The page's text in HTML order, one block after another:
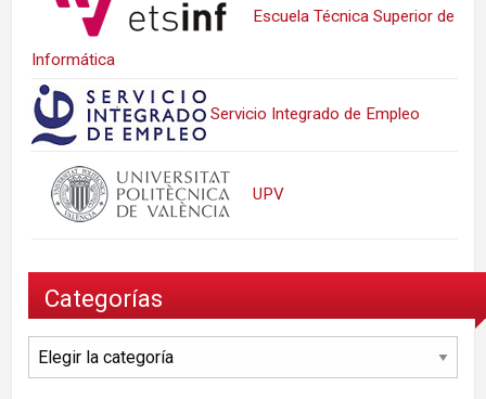
Escuela Técnica Superior de
Informática
Servicio Integrado de Empleo
UPV
Categorías
Categorías